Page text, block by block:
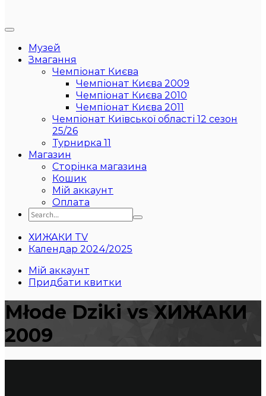
Музей
Змагання
Чемпіонат Києва
Чемпіонат Києва 2009
Чемпіонат Києва 2010
Чемпіонат Києва 2011
Чемпіонат Київської області 12 сезон
25/26
Турнирка 11
Магазин
Сторінка магазина
Кошик
Мій аккаунт
Оплата
ХИЖАКИ TV
Календар 2024/2025
Мій аккаунт
Придбати квитки
Młode Dziki vs ХИЖАКИ
2009